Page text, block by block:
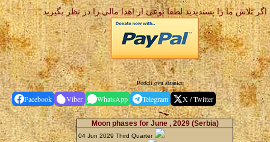
اگر تلاش ما را پسندیدید لطفا نوعی از اهدا مالی را در نظر بگیرید
Podeli ovu stranicu
Facebook Viber WhatsApp Telegram X / Twitter
Moon phases for June , 2029 (Serbia)
04 Jun 2029 Third Quarter